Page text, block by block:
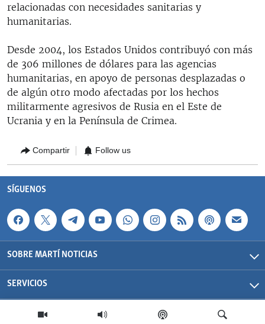
relacionadas con necesidades sanitarias y
humanitarias.
Desde 2004, los Estados Unidos contribuyó con más
de 306 millones de dólares para las agencias
humanitarias, en apoyo de personas desplazadas o
de algún otro modo afectadas por los hechos
militarmente agresivos de Rusia en el Este de
Ucrania y en la Península de Crimea.
Compartir Follow us
SÍGUENOS
SOBRE MARTÍ NOTICIAS
SERVICIOS
Martí Noticias| 2026 | OCB | Todos los derechos reservados.